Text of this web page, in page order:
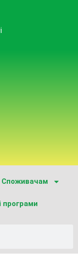
Споживачам
програми